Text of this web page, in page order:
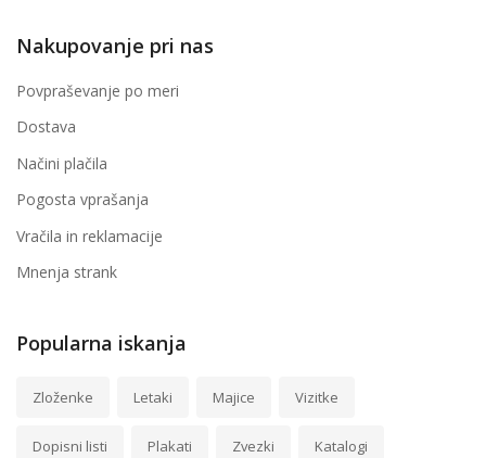
Nakupovanje pri nas
Povpraševanje po meri
Dostava
Načini plačila
Pogosta vprašanja
Vračila in reklamacije
Mnenja strank
Popularna iskanja
Zloženke Letaki Majice Vizitke
Dopisni listi Plakati Zvezki Katalogi